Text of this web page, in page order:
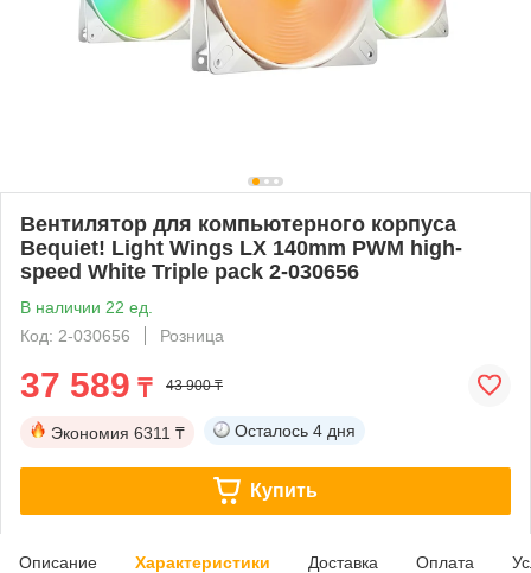
Вентилятор для компьютерного корпуса
Bequiet! Light Wings LX 140mm PWM high-
speed White Triple pack 2-030656
В наличии 22 ед.
Код: 2-030656
Розница
37 589 ₸ 43 900 ₸
Экономия 6311 ₸ Осталось 4 дня
Купить
Описание Характеристики Доставка Оплата